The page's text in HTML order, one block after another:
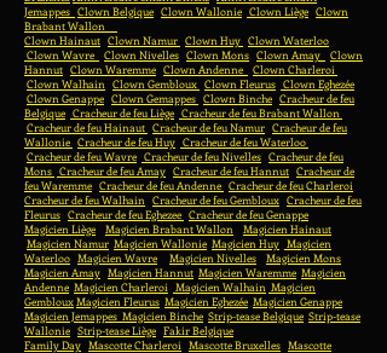
Jemappes Clown Belgique Clown Wallonie Clown Liège Clown
Brabant Wallon
Clown Hainaut Clown Namur Clown Huy Clown Waterloo
Clown Wavre
Clown Nivelles Clown Mons Clown Amay
Clown
Hannut Clown Waremme Clown Andenne
Clown Charleroi
Clown Walhain Clown Gembloux Clown Fleurus Clown Eghezée
Clown Genappe Clown Gemappes Clown Binche Cracheur de feu
Belgique Cracheur de feu Liège Cracheur de feu Brabant Wallon
Cracheur de feu Hainaut Cracheur de feu Namur Cracheur de feu
Wallonie Cracheur de feu Huy Cracheur de feu Waterloo
Cracheur de feu Wavre Cracheur de feu Nivelles Cracheur de feu
Mons Cracheur de feu Amay Cracheur de feu Hannut Cracheur de
feu Waremme Cracheur de feu Andenne Cracheur de feu Charleroi
Cracheur de feu Walhain Cracheur de feu Gembloux Cracheur de feu
Fleurus Cracheur de feu Eghezee Cracheur de feu Genappe
Magicien Liège
Magicien Brabant Wallon
Magicien Hainaut
Magicien Namur Magicien Wallonie Magicien Huy Magicien
Waterloo Magicien Wavre Magicien Nivelles
Magicien Mons
Magicien Amay Magicien Hannut Magicien Waremme Magicien
Andenne Magicien Charleroi Magicien Walhain Magicien
GemblouxMagicien Fleurus Magicien Eghezée Magicien Genappe
Magicien Jemappes Magicien Binche Strip-tease Belgique Strip-tease
Wallonie Strip-tease Liège Fakir Belgique
Family Day Mascotte Charleroi Mascotte Bruxelles Mascotte